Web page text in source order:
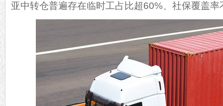
亚中转仓普遍存在临时工占比超60%、社保覆盖率